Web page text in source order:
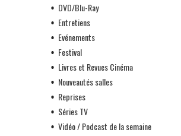
DVD/Blu-Ray
Entretiens
Evénements
Festival
Livres et Revues Cinéma
Nouveautés salles
Reprises
Séries TV
Vidéo / Podcast de la semaine